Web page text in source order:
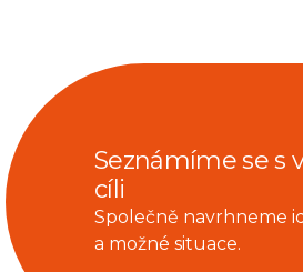
Seznámíme se s
cíli
Společně navrhneme
a možné situace.